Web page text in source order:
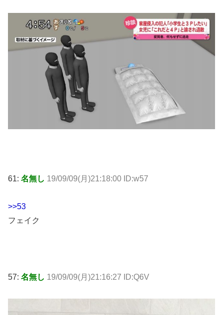
61: 名無し 19/09/09(月)21:18:00 ID:w57
>>53
フェイク
57: 名無し 19/09/09(月)21:16:27 ID:Q6V